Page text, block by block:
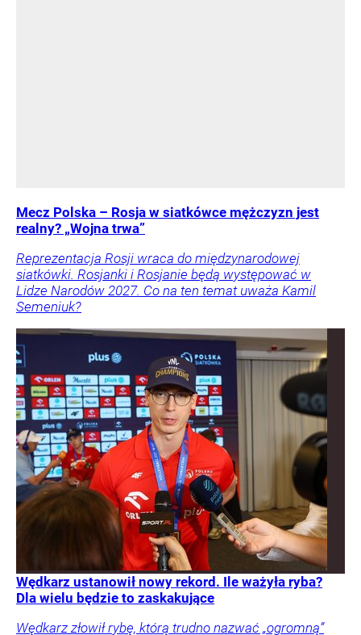
Mecz Polska – Rosja w siatkówce mężczyzn jest
realny? „Wojna trwa”
Reprezentacja Rosji wraca do międzynarodowej
siatkówki. Rosjanki i Rosjanie będą występować w
Lidze Narodów 2027. Co na ten temat uważa Kamil
Semeniuk?
Wędkarz ustanowił nowy rekord. Ile ważyła ryba?
Dla wielu będzie to zaskakujące
Wędkarz złowił rybę, którą trudno nazwać „ogromną”